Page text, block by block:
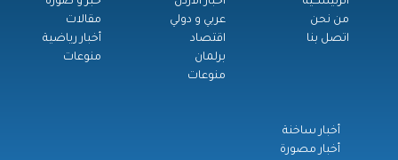
من نحن
اتصل بنا
عربي و دولي
اقتصاد
برلمان
منوعات
مقالات
أخبار رياضية
منوعات
أخبار ساخنة
أخبار مصورة